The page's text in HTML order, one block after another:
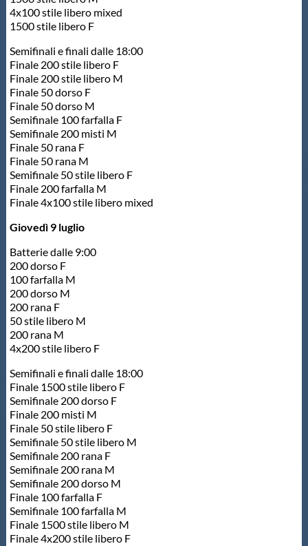
4x100 stile libero mixed
1500 stile libero F
Semifinali e finali dalle 18:00
Finale 200 stile libero F
Finale 200 stile libero M
Finale 50 dorso F
Finale 50 dorso M
Semifinale 100 farfalla F
Semifinale 200 misti M
Finale 50 rana F
Finale 50 rana M
Semifinale 50 stile libero F
Finale 200 farfalla M
Finale 4x100 stile libero mixed
Giovedì 9 luglio
Batterie dalle 9:00
200 dorso F
100 farfalla M
200 dorso M
200 rana F
50 stile libero M
200 rana M
4x200 stile libero F
Semifinali e finali dalle 18:00
Finale 1500 stile libero F
Semifinale 200 dorso F
Finale 200 misti M
Finale 50 stile libero F
Semifinale 50 stile libero M
Semifinale 200 rana F
Semifinale 200 rana M
Semifinale 200 dorso M
Finale 100 farfalla F
Semifinale 100 farfalla M
Finale 1500 stile libero M
Finale 4x200 stile libero F